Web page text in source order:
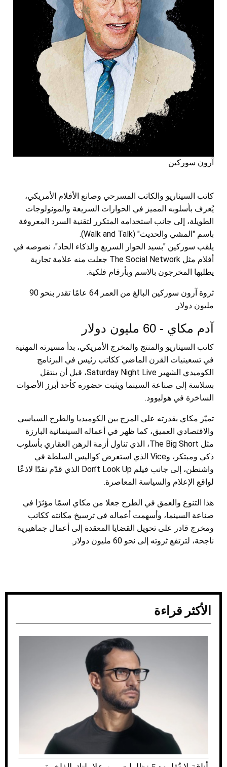
آرون سوركين
كاتب السيناريو والكاتب المسرحي وصانع الأفلام الأمريكي،
يُعرف بأسلوبه المميز في الحوارات السريعة والمونولوجات
الطويلة، إلى جانب استخدامه المتكرر لتقنية السرد المعروفة
باسم "المشي والحديث" (Walk and Talk).
يلقب سوركين "بسيد الحوار السريع والذكاء الحاد"، نصوصه في
أفلام مثل The Social Network جعلت منه علامة تجارية
يطلبها المخرجون بالاسم وبأرقام فلكية.
ثروة آرون سوركين البالغ من العمر 64 عامًا تقدر بنحو 90
مليون دولار.
آدم مكاي - 60 مليون دولار
كاتب السيناريو والمنتج والمخرج الأمريكي، بدأ مسيرته المهنية
في تسعينيات القرن الماضي ككاتب رئيس في البرنامج
الكوميدي الشهير Saturday Night Live، قبل أن ينتقل
بسلاسة إلى صناعة السينما ويثبت حضوره كأحد أبرز الأصوات
الساخرة في هوليوود.
تميّز مكاي بقدرته على المزج بين الكوميديا والطرح السياسي
والاقتصادي العميق، كما ظهر في أعماله السينمائية البارزة
مثل The Big Short، الذي تناول أزمة الرهن العقاري بأسلوب
ذكي ومبتكر، وVice الذي استعرض كواليس السلطة في
واشنطن، إلى جانب فيلم Don’t Look Up الذي قدّم نقدًا لاذعًا
لواقع الإعلام والسياسة المعاصرة.
هذا التنوع والعمق في الطرح جعلا من مكاي اسمًا مؤثرًا في
صناعة السينما، وأسهمت أعماله في ترسيخ مكانته ككاتب
ومخرج قادر على تحويل القضايا المعقدة إلى أعمال جماهيرية
ناجحة، لترتفع ثروته إلى نحو 60 مليون دولار.
الأكثر قراءة